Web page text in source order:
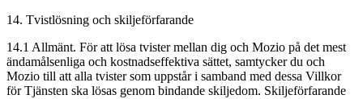
14. Tvistlösning och skiljeförfarande
14.1 Allmänt. För att lösa tvister mellan dig och Mozio på det mest
ändamålsenliga och kostnadseffektiva sättet, samtycker du och
Mozio till att alla tvister som uppstår i samband med dessa Villkor
för Tjänsten ska lösas genom bindande skiljedom. Skiljeförfarande